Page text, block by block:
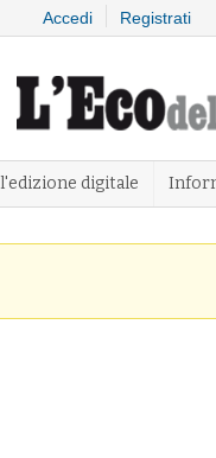
Accedi Registrati
digitale